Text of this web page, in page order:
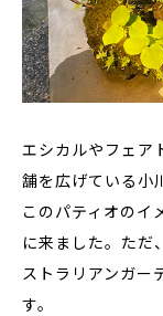
エシカルやフェア
舗を広げている小
このパティオの
に来ました。ただ
ストラリアンガー
す。